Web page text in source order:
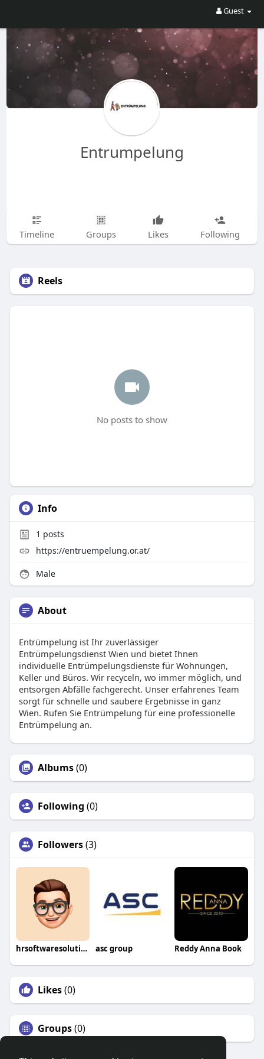
Guest
Entrumpelung
Timeline Groups Likes Following
Reels
No posts to show
Info
1 posts
https://entruempelung.or.at/
Male
About
Entrümpelung ist Ihr zuverlässiger
Entrümpelungsdienst Wien und bietet Ihnen
individuelle Entrümpelungsdienste für Wohnungen,
Keller und Büros. Wir recyceln, wo immer möglich, und
entsorgen Abfälle fachgerecht. Unser erfahrenes Team
sorgt für schnelle und saubere Ergebnisse in ganz
Wien. Rufen Sie Entrümpelung für eine professionelle
Entrümpelung an.
Albums(0)
Following (0)
Followers(3)
hrsoftwaresolution asc group Reddy Anna Book
Likes(0)
Groups(0)